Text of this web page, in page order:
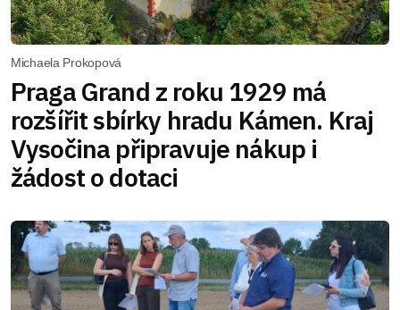
Michaela Prokopová
Praga Grand z roku 1929 má
rozšířit sbírky hradu Kámen. Kraj
Vysočina připravuje nákup i
žádost o dotaci